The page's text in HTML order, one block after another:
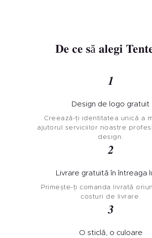
De ce să alegi
1
Design de logo gratuit
Creează-ți identitatea unică a
ajutorul serviciilor noastre
design.
2
Livrare gratuită în întreaga
Primește-ți comanda livrată
costuri de livrare.
3
O sticlă, o culoare